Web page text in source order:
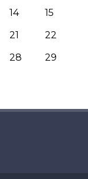
14
15
21
22
28
29